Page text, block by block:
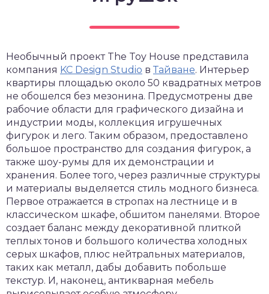
Необычный проект The Toy House представила
компания KC Design Studio в Тайване. Интерьер
квартиры площадью около 50 квадратных метров
не обошелся без мезонина. Предусмотрены две
рабочие области для графического дизайна и
индустрии моды, коллекция игрушечных
фигурок и лего. Таким образом, предоставлено
большое пространство для создания фигурок, а
также шоу-румы для их демонстрации и
хранения. Более того, через различные структуры
и материалы выделяется стиль модного бизнеса.
Первое отражается в стропах на лестнице и в
классическом шкафе, обшитом панелями. Второе
создает баланс между декоративной плиткой
теплых тонов и большого количества холодных
серых шкафов, плюс нейтральных материалов,
таких как металл, дабы добавить побольше
текстур. И, наконец, антикварная мебель